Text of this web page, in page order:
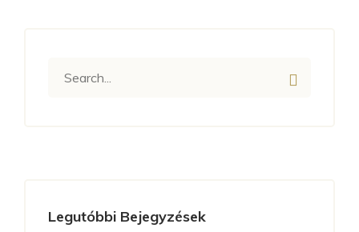
Legutóbbi Bejegyzések